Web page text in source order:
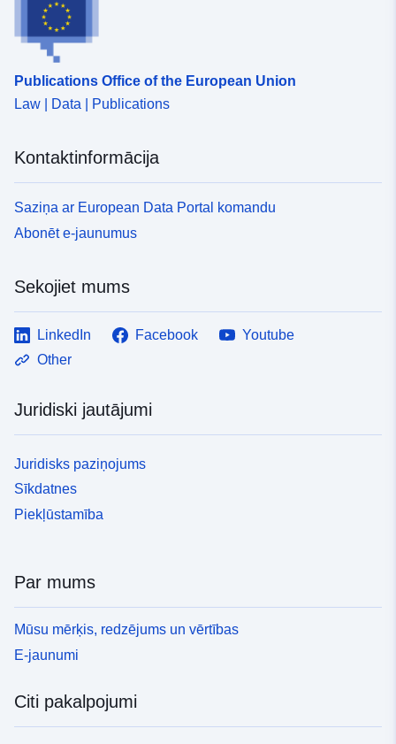
Publications Office of the European Union
Law | Data | Publications
Kontaktinformācija
Saziņa ar European Data Portal komandu
Abonēt e-jaunumus
Sekojiet mums
LinkedIn Facebook
Youtube
Other
Juridiski jautājumi
Juridisks paziņojums
Sīkdatnes
Piekļūstamība
Par mums
Mūsu mērķis, redzējums un vērtības
E-jaunumi
Citi pakalpojumi